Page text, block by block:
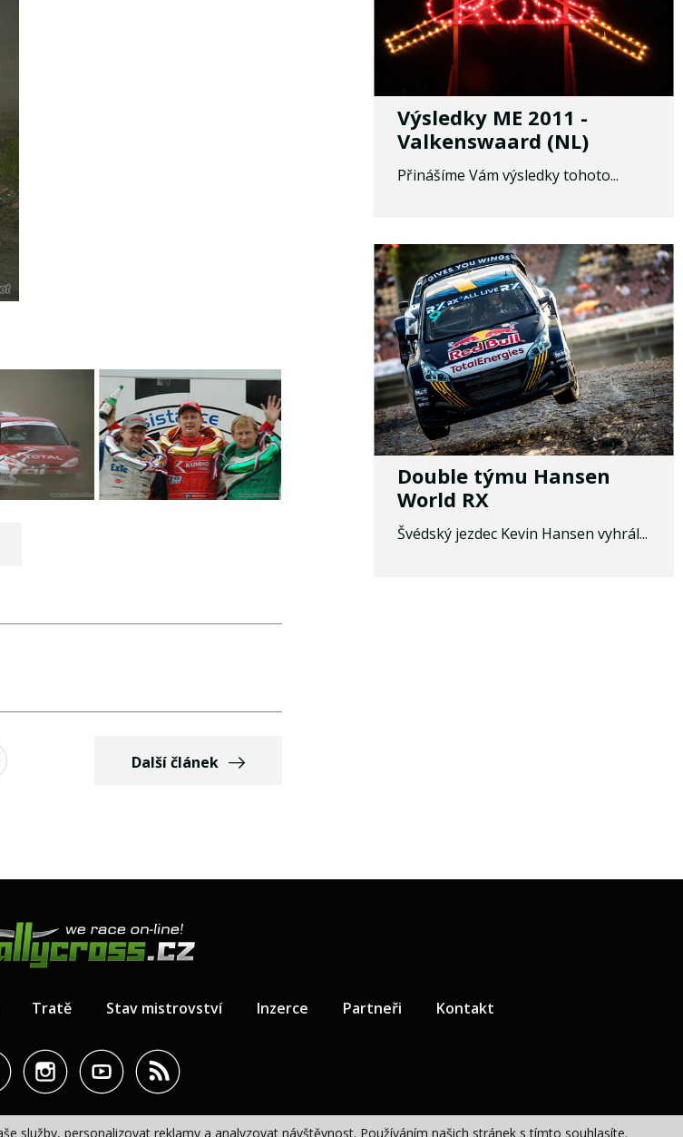
služby, personalizovat reklamy a analyzovat návštěvnost. Používáním našich stránek s tímto souhlasíte.
Další článek
Výsledky ME 2011 -
Valkenswaard (NL)
Přinášíme Vám výsledky tohoto...
Double týmu Hansen
World RX
Švédský jezdec Kevin Hansen vyhrál...
Tratě Stav mistrovství Inzerce Partneři Kontakt